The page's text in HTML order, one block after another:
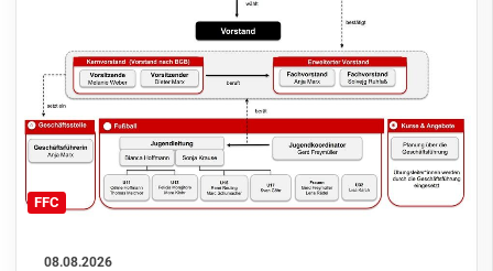
FFC
08.08.2026